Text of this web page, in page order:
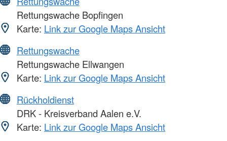
Rettungswache Bopfingen
Karte: Link zur Google Maps Ansicht
Rettungswache
Rettungswache Ellwangen
Karte: Link zur Google Maps Ansicht
Rückholdienst
DRK - Kreisverband Aalen e.V.
Karte: Link zur Google Maps Ansicht